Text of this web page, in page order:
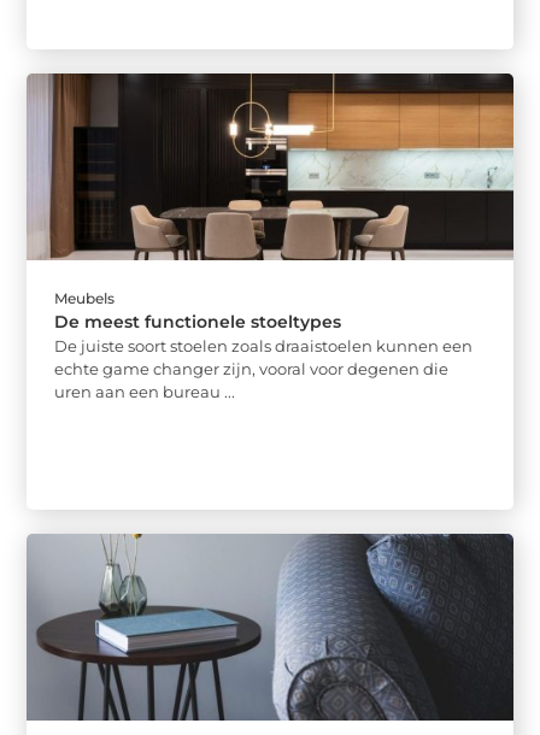
Meubels
De meest functionele stoeltypes
De juiste soort stoelen zoals draaistoelen kunnen een
echte game changer zijn, vooral voor degenen die
uren aan een bureau ...